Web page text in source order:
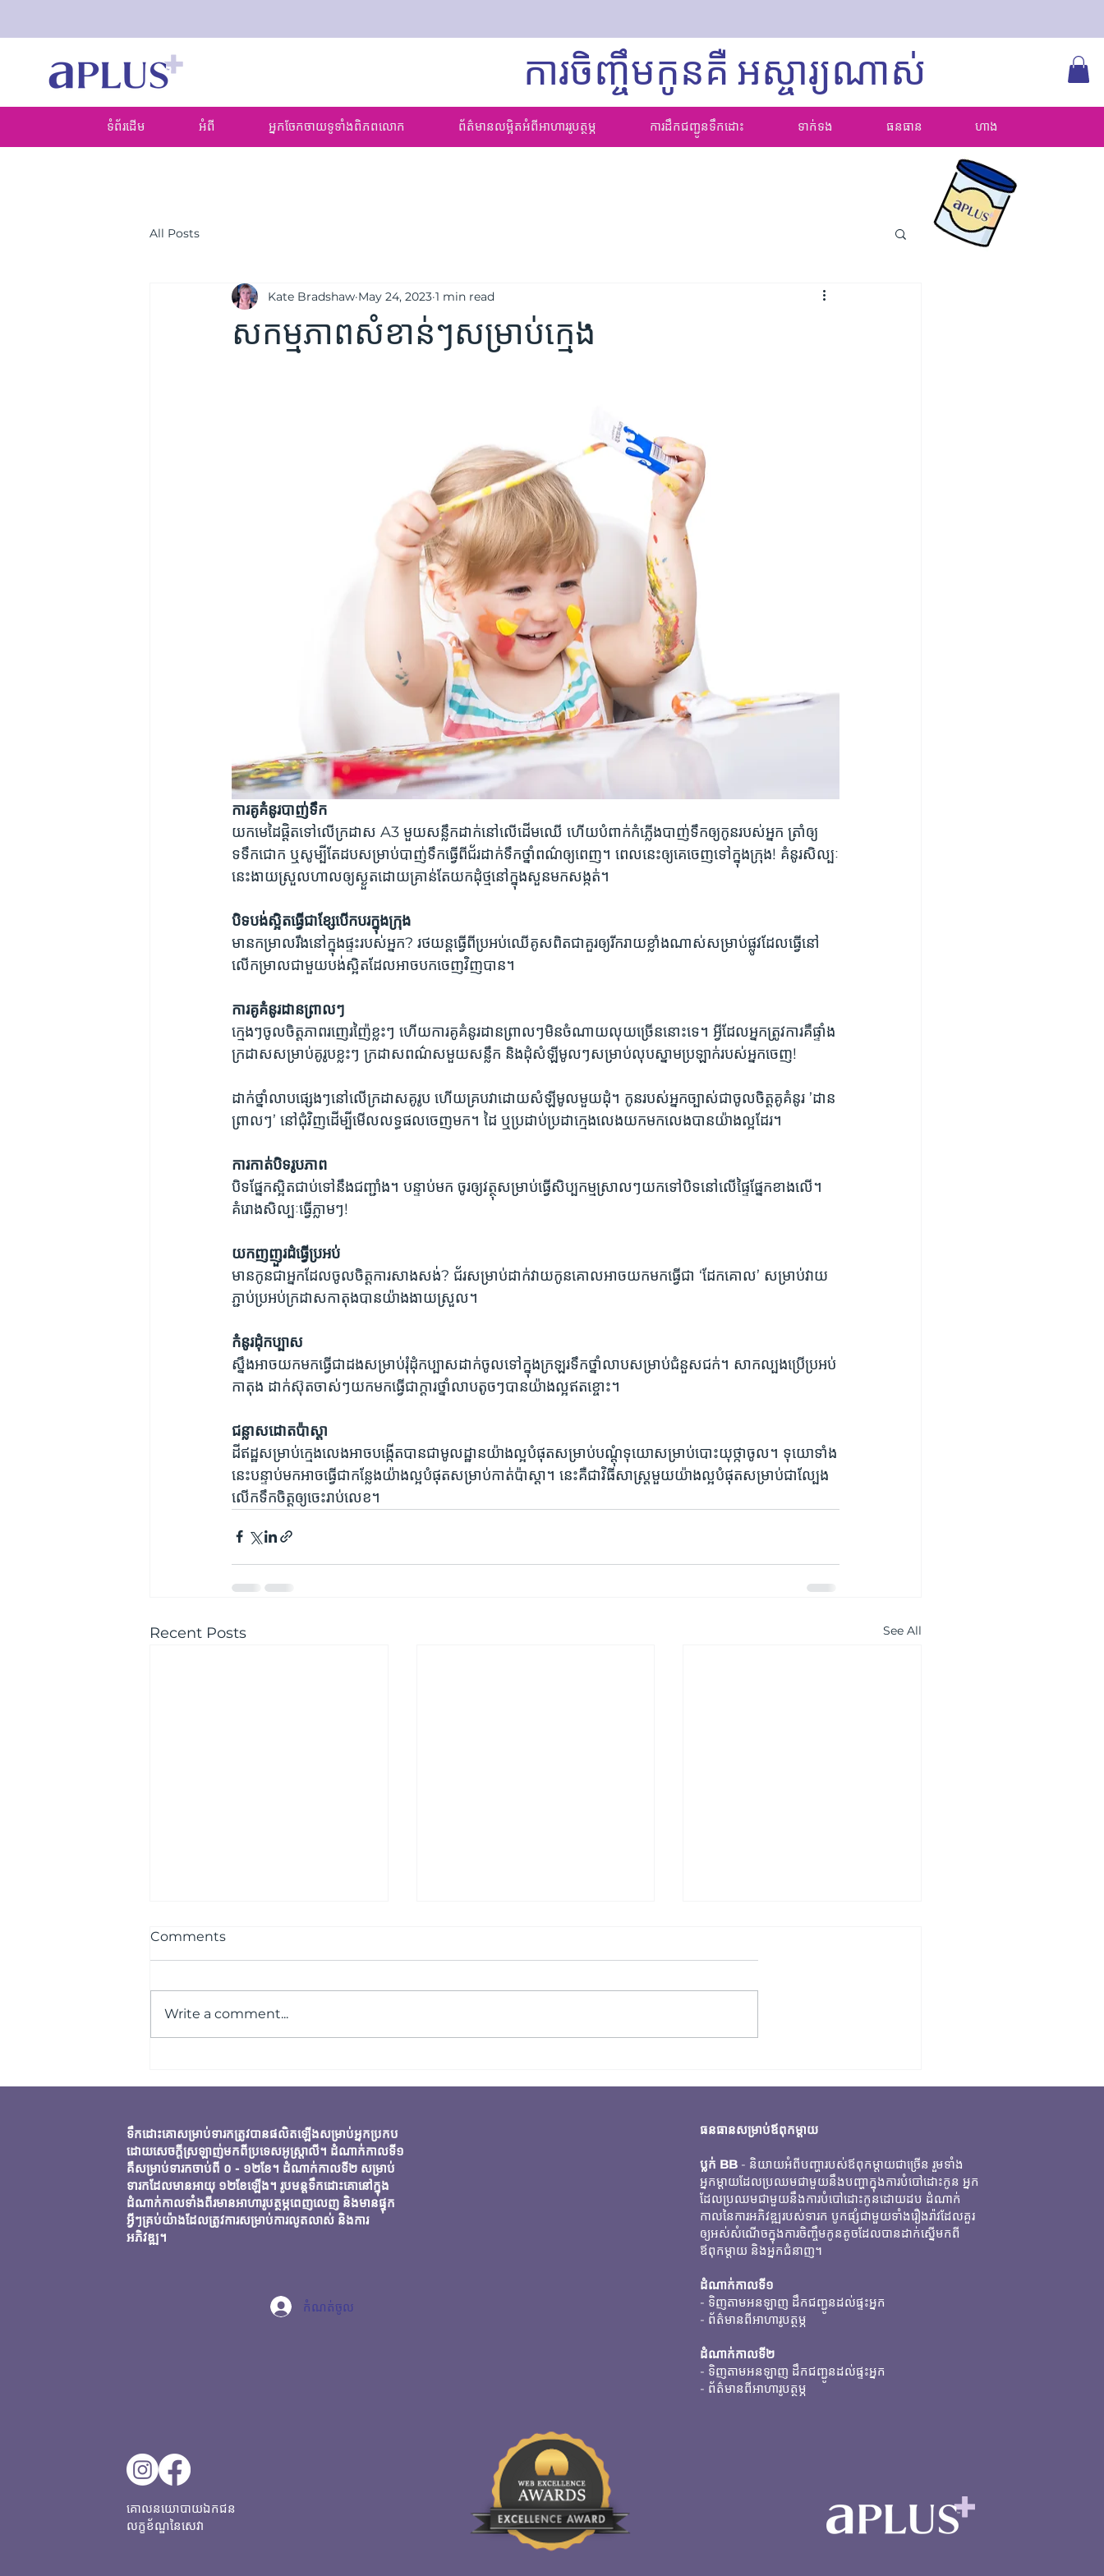
ការចិញ្ចឹមកូនគឺ អស្ចារ្យណាស់
ទំព័រដើម អំពី អ្នកចែកចាយទូទាំងពិភពលោក ព័ត៌មានលម្អិតអំពីអាហាររូបត្ថម្ភ ការដឹកជញ្ជូនទឹកដោះ ទាក់ទង ធនធាន ហាង
All Posts
សកម្មភាពសំខាន់ៗសម្រាប់ក្មេង
Kate Bradshaw May 24, 2023 1 min read
ការគូគំនូរបាញ់ទឹក
យកមេដៃផ្តិតទៅលើក្រដាស A3 មួយសន្លឹកដាក់នៅលើដើមឈើ ហើយបំពាក់កំភ្លើងបាញ់ទឹកឲ្យកូនរបស់អ្នក ត្រាំឲ្យ
ទទឹកជោក ឬសូម្បីតែដបសម្រាប់បាញ់ទឹកធ្វើពីជ័រដាក់ទឹកថ្នាំពណ៌ឲ្យពេញ។ ពេលនេះឲ្យគេចេញទៅក្នុងក្រុង! គំនូរសិល្បៈ
នេះងាយស្រួលហាលឲ្យស្ងួតដោយគ្រាន់តែយកដុំថ្មនៅក្នុងសួនមកសង្កត់។
បិទបង់ស្អិតធ្វើជាខ្សែបើកបរក្នុងក្រុង
មានកម្រាលរឹងនៅក្នុងផ្ទះរបស់អ្នក? រថយន្តធ្វើពីប្រអប់ឈើគូសពិតជាគួរឲ្យរីករាយខ្លាំងណាស់សម្រាប់ផ្លូវដែលធ្វើនៅ
លើកម្រាលជាមួយបង់ស្អិតដែលអាចបកចេញវិញបាន។
ការគូគំនូរដានព្រាលៗ
ក្មេងៗចូលចិត្តភាពរញេរញ៉ៃខ្លះៗ ហើយការគូគំនូរដានព្រាលៗមិនចំណាយលុយច្រើននោះទេ។ អ្វីដែលអ្នកត្រូវការគឺផ្ទាំង
ក្រដាសសម្រាប់គូរូបខ្លះៗ ក្រដាសពណ៌សមួយសន្លឹក និងដុំសំឡីមូលៗសម្រាប់លុបស្នាមប្រឡាក់របស់អ្នកចេញ!
ដាក់ថ្នាំលាបផ្សេងៗនៅលើក្រដាសគូរូប ហើយគ្របវាដោយសំឡីមូលមួយដុំ។ កូនរបស់អ្នកច្បាស់ជាចូលចិត្តគូគំនូរ ’ដាន
ព្រាលៗ’ នៅជុំវិញដើម្បីមើលលទ្ធផលចេញមក។ ដៃ ឬប្រដាប់ប្រដាក្មេងលេងយកមកលេងបានយ៉ាងល្អដែរ។
ការកាត់បិទរូបភាព
បិទផ្នែកស្អិតជាប់ទៅនឹងជញ្ជាំង។ បន្ទាប់មក ចូរឲ្យវត្ថុសម្រាប់ធ្វើសិប្បកម្មស្រាលៗយកទៅបិទនៅលើផ្ទៃផ្នែកខាងលើ។
គំរោងសិល្បៈធ្វើភ្លាមៗ!
យកញញួរដំធ្វើប្រអប់
មានកូនជាអ្នកដែលចូលចិត្តការសាងសង់? ជ័រសម្រាប់ដាក់វាយកូនគោលអាចយកមកធ្វើជា ‘ដែកគោល’ សម្រាប់វាយ
ភ្ជាប់ប្រអប់ក្រដាសកាតុងបានយ៉ាងងាយស្រួល។
កំនូរដុំកប្បាស
ស្នឹងអាចយកមកធ្វើជាដងសម្រាប់រុំដុំកប្បាសដាក់ចូលទៅក្នុងក្រឡរទឹកថ្នាំលាបសម្រាប់ជំនួសជក់។ សាកល្បងប្រើប្រអប់
កាតុង ដាក់ស៊ុតចាស់ៗយកមកធ្វើជាក្តារថ្នាំលាបតូចៗបានយ៉ាងល្អឥតខ្ចោះ។
ជន្លាសដោតប៉ាស្តា
ដីឥដ្ឋសម្រាប់ក្មេងលេងអាចបង្កើតបានជាមូលដ្ឋានយ៉ាងល្អបំផុតសម្រាប់បណ្តុំទុយោសម្រាប់បោះយុថ្កាចូល។ ទុយោទាំង
នេះបន្ទាប់មកអាចធ្វើជាកន្លែងយ៉ាងល្អបំផុតសម្រាប់កាត់ប៉ាស្តា។ នេះគឺជាវិធីសាស្ត្រមួយយ៉ាងល្អបំផុតសម្រាប់ជាល្បែង
លើកទឹកចិត្តឲ្យចេះរាប់លេខ។
Recent Posts See All
ទឹកដោះម្តាយ
បញ្ហាការបំបៅកូនដោយដប
Comments
Write a comment...
ទឹកដោះគោសម្រាប់ទារកត្រូវបានផលិតឡើងសម្រាប់អ្នកប្រកប
ដោយសេចក្តីស្រឡាញ់មកពីប្រទេសអូស្ត្រាលី។ ដំណាក់កាលទី១
គឺសម្រាប់ទារកចាប់ពី ០ - ១២ខែ។ ដំណាក់កាលទី២ សម្រាប់
ទារកដែលមានអាយុ ១២ខែឡើង។ រូបមន្តទឹកដោះគោនៅក្នុង
ដំណាក់កាលទាំងពីរមានអាហារូបត្ថម្ភពេញលេញ និងមានផ្ទុក
អ្វីៗគ្រប់យ៉ាងដែលត្រូវការសម្រាប់ការលូតលាស់ និងការ
អភិវឌ្ឍ។
កំណត់ចូល
គោលនយោបាយឯកជន
លក្ខខ័ណ្ឌនៃសេវា
ធនធានសម្រាប់ឪពុកម្តាយ
ប្លក់ BB - និយាយអំពីបញ្ហារបស់ឪពុកម្តាយជាច្រើន រួមទាំង
អ្នកម្តាយដែលប្រឈមជាមួយនឹងបញ្ហាក្នុងការបំបៅដោះកូន អ្នក
ដែលប្រឈមជាមួយនឹងការបំបៅដោះកូនដោយដប ដំណាក់
កាលនៃការអភិវឌ្ឍរបស់ទារក បូកផ្សំជាមួយទាំងរឿងរ៉ាវដែលគួរ
ឲ្យអស់សំណើចក្នុងការចិញ្ចឹមកូនតូចដែលបានដាក់ស្នើមកពី
ឪពុកម្តាយ និងអ្នកជំនាញ។
ដំណាក់កាលទី១
- ទិញតាមអនឡាញ ដឹកជញ្ជូនដល់ផ្ទះអ្នក
- ព័ត៌មានពីអាហារូបត្ថម្ភ
ដំណាក់កាលទី២
- ទិញតាមអនឡាញ ដឹកជញ្ជូនដល់ផ្ទះអ្នក
- ព័ត៌មានពីអាហារូបត្ថម្ភ